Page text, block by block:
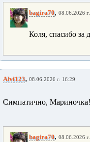
bagira70, 08.06.2026
Коля, спасибо за
Alvi123, 08.06.2026 г. 16:29
Симпатично,
bagira70, 08.06.2026